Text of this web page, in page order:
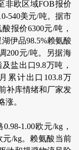
非欧区域FOB报价
540美元/吨。据市
报价6300元/吨，
伊品98.5%赖氨酸
200元/吨。另据海
盐出口9.8万吨，
累计出口103.8万
补库情绪和厂家发
涨。
1.00欧元/kg，
元/kg。赖氨酸当前